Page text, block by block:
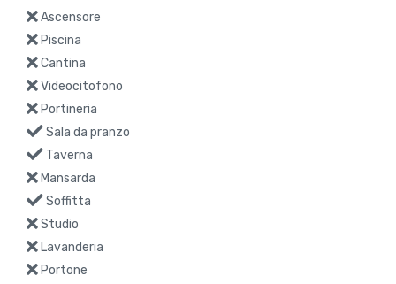
Ascensore
Piscina
Cantina
Videocitofono
Portineria
Sala da pranzo
Taverna
Mansarda
Soffitta
Studio
Lavanderia
Portone